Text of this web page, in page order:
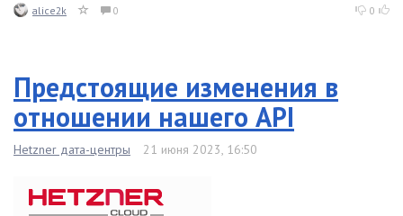
alice2k 0 0
Предстоящие изменения в
отношении нашего API
Hetzner дата-центры 21 июня 2023, 16:50